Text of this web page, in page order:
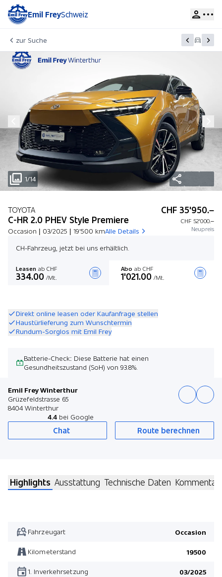
Emil FreySchweiz
zur Suche
1/14
TOYOTA
C-HR 2.0 PHEV Style Premiere
Occasion | 03/2025 | 19'500 kmAlle Details
CHF 35'950.–
CHF 52'000.–
Neupreis
CH-Fahrzeug, jetzt bei uns erhältlich.
Leasen ab CHF
334.00 /Mt.
Abo ab CHF
1'021.00 /Mt.
Direkt online leasen oder Kaufanfrage stellen
Haustürlieferung zum Wunschtermin
Rundum-Sorglos mit Emil Frey
Batterie-Check: Diese Batterie hat einen
Gesundheitszustand (SoH) von 93.8%.
Emil Frey Winterthur
Grüzefeldstrasse 65
8404 Winterthur
4.4 bei Google
Chat Route berechnen
Highlights Ausstattung Technische Daten Kommentar
Fahrzeugart Occasion
Kilometerstand 19500
1. Inverkehrsetzung 03/2025